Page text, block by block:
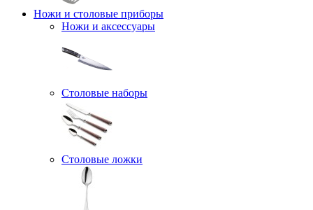
Ножи и столовые приборы
Ножи и аксессуары
Столовые наборы
Столовые ложки